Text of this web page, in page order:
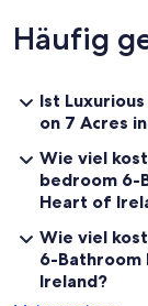
and picturesque
garden, visitors
leisurely strolls
further enhances
focal point amidst
perimeter, are
contribute to the
degree of privacy
away from the
Steeped in Irish
modern comforts
memorable
Häufig
Ist
on 7 Acres
Wie viel
bedroom 6-
Heart of
Wie viel
6-Bathroom
Ireland?